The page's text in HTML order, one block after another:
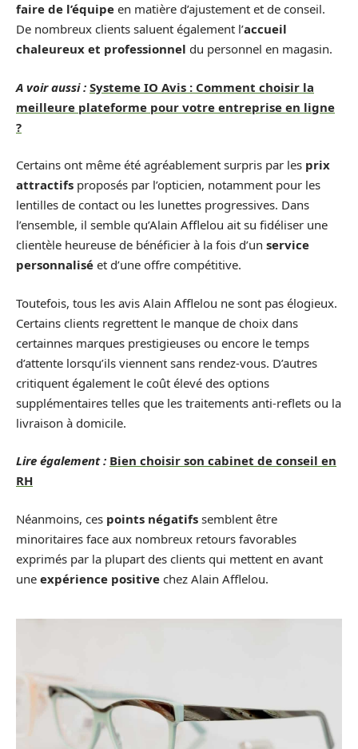
faire de l’équipe en matière d’ajustement et de conseil.
De nombreux clients saluent également l’accueil
chaleureux et professionnel du personnel en magasin.
A voir aussi : Systeme IO Avis : Comment choisir la
meilleure plateforme pour votre entreprise en ligne
?
Certains ont même été agréablement surpris par les prix
attractifs proposés par l’opticien, notamment pour les
lentilles de contact ou les lunettes progressives. Dans
l’ensemble, il semble qu’Alain Afflelou ait su fidéliser une
clientèle heureuse de bénéficier à la fois d’un service
personnalisé et d’une offre compétitive.
Toutefois, tous les avis Alain Afflelou ne sont pas élogieux.
Certains clients regrettent le manque de choix dans
certainnes marques prestigieuses ou encore le temps
d’attente lorsqu’ils viennent sans rendez-vous. D’autres
critiquent également le coût élevé des options
supplémentaires telles que les traitements anti-reflets ou la
livraison à domicile.
Lire également : Bien choisir son cabinet de conseil en
RH
Néanmoins, ces points négatifs semblent être
minoritaires face aux nombreux retours favorables
exprimés par la plupart des clients qui mettent en avant
une expérience positive chez Alain Afflelou.